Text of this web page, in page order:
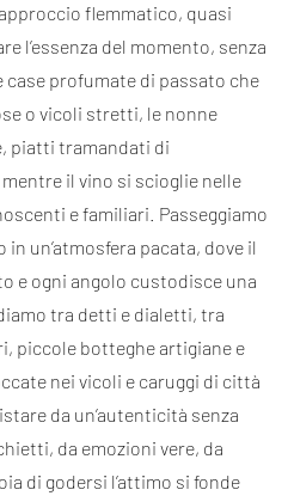
flemmatico, quasi
l’essenza del momento, senza
profumate di passato che
o vicoli stretti, le nonne
piatti tramandati di
il vino si scioglie nelle
e familiari. Passeggiamo
in un’atmosfera pacata, dove il
e ogni angolo custodisce una
tra detti e dialetti, tra
piccole botteghe artigiane e
nei vicoli e caruggi di città
da un’autenticità senza
da emozioni vere, da
di godersi l’attimo si fonde